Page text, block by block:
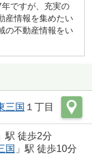
ですが、充実の
産情報を集めたい
の不動産情報をい
三国 １丁目
」駅 徒歩2分
国 」駅 徒歩10分